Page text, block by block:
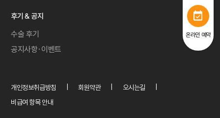
온라인 예약
후기 & 공지
수술 후기
공지사항·이벤트
개인정보취급방침 회원약관
오시는길
비급여 항목 안내